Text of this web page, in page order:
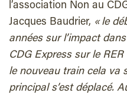
l’association Non au
Jacques Baudrier, « le
années sur l’impact
CDG Express sur le
le nouveau train cela va
principal s’est déplacé.